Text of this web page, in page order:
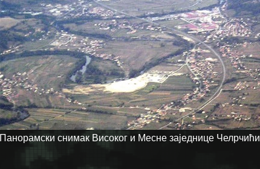
Панорамски снимак Високог и Месне заједнице Челрчићи